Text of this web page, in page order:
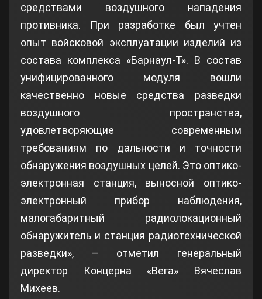
средствами воздушного нападения
противника. При разработке был учтен
опыт войсковой эксплуатации изделий из
состава комплекса «Барнаул-Т». В состав
унифицированного модуля вошли
качественно новые средства разведки
воздушного пространства,
удовлетворяющие современным
требованиям по дальности и точности
обнаружения воздушных целей. Это оптико-
электронная станция, выносной оптико-
электронный прибор наблюдения,
малогабаритный радиолокационный
обнаружитель и станция радиотехнической
разведки», – отметил генеральный
директор Концерна «Вега» Вячеслав
Михеев.